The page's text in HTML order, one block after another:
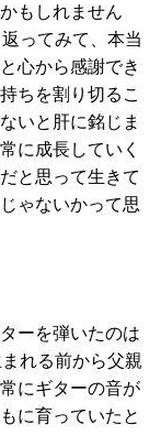
もしれません
ってみて、本当
心から感謝でき
ちを割り切るこ
いと肝に銘じま
に成長していく
と思って生きて
ゃないかって思
ーを弾いたのは
れる前から父親
にギターの音が
に育っていたと